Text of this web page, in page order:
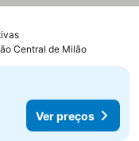
Ver preços
Central de Milão
Ver preços